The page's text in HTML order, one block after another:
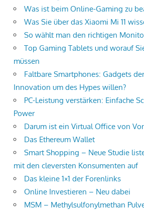
Was ist beim Online-Gaming zu
Was Sie über das Xiaomi Mi 11
So wählt man den richtigen
Top Gaming Tablets und worauf
müssen
Faltbare Smartphones: Gadgets
Innovation um des Hypes willen?
PC-Leistung verstärken: Einfache
Power
Darum ist ein Virtual Office von
Das Ethereum Wallet
Smart Shopping – Neue Studie
mit den cleversten Konsumenten auf
Das kleine 1×1 der Forenlinks
Online Investieren – Neu dabei
MSM – Methylsulfonylmethan